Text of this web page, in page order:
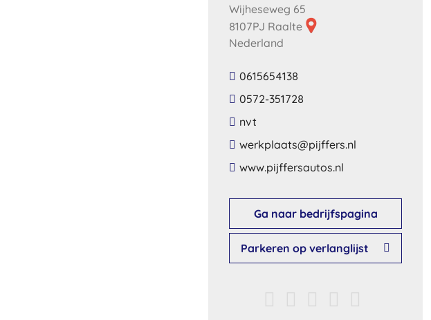
Wijheseweg 65
8107PJ Raalte
Nederland
0615654138
0572-351728
nvt
​werkplaats​@​pijffers​.​nl​
​www​.​pijffersautos​.​nl​
Ga naar bedrijfspagina
Parkeren op verlanglijst